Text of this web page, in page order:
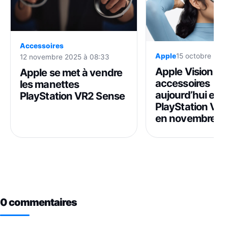
Accessoires
12 novembre 2025 à 08:33
Apple se met à vendre
les manettes
PlayStation VR2 Sense
Apple15 octobre
Apple Vision
accessoires
aujourd’hui et
PlayStation
en novembre
0 commentaires